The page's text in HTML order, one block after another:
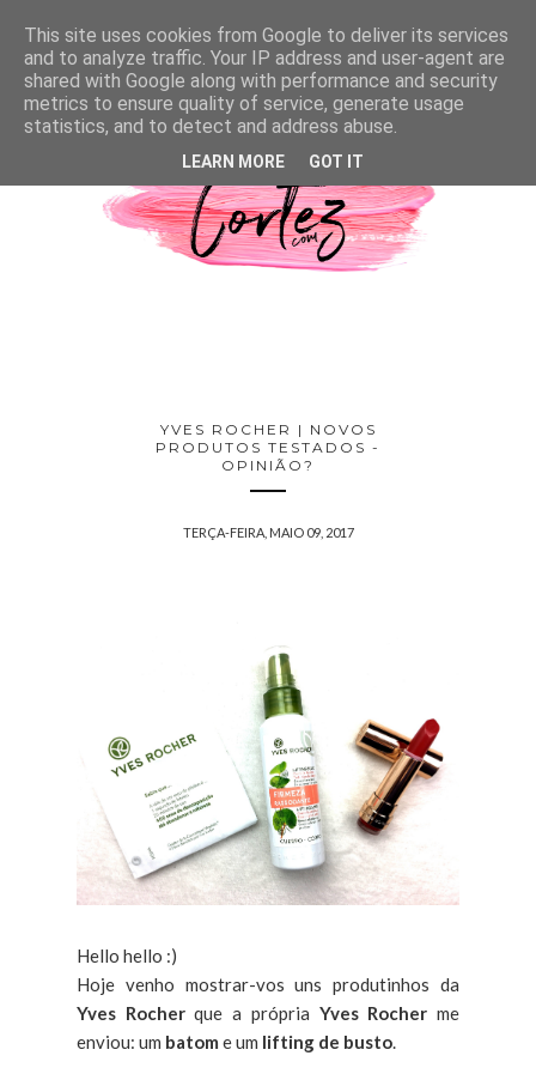
YVES ROCHER | NOVOS
PRODUTOS TESTADOS -
OPINIÃO?
TERÇA-FEIRA, MAIO 09, 2017
Hello hello :)
Hoje venho mostrar-vos uns produtinhos da
Yves Rocherque a própria Yves Rocher me
enviou: um batom e um lifting de busto.
This site uses cookies from Google to deliver its services
and to analyze traffic. Your IP address and user-agent are
shared with Google along with performance and security
metrics to ensure quality of service, generate usage
statistics, and to detect and address abuse.
LEARN MORE GOT IT